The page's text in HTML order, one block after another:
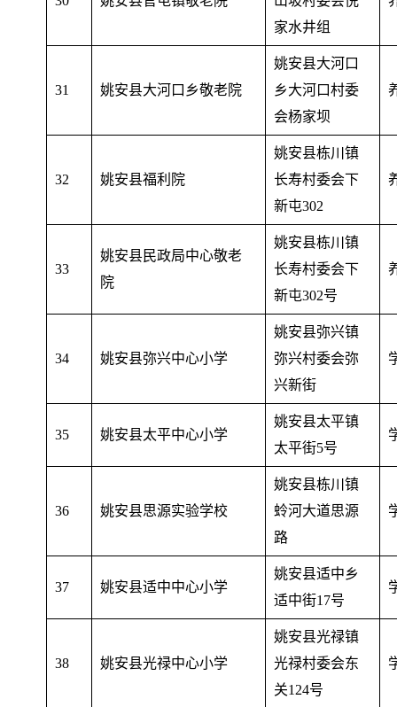
家水井组
31 姚安县大河口乡敬老院
姚安县大河口
乡大河口村委
会杨家坝
32 姚安县福利院
姚安县栋川镇
长寿村委会下
新屯302
33
姚安县民政局中心敬老
院
姚安县栋川镇
长寿村委会下
新屯302号
34 姚安县弥兴中心小学
姚安县弥兴镇
弥兴村委会弥
兴新街
35 姚安县太平中心小学
姚安县太平镇
太平街5号
36 姚安县思源实验学校
姚安县栋川镇
蛉河大道思源
路
37 姚安县适中中心小学
姚安县适中乡
适中街17号
38 姚安县光禄中心小学
姚安县光禄镇
光禄村委会东
关124号